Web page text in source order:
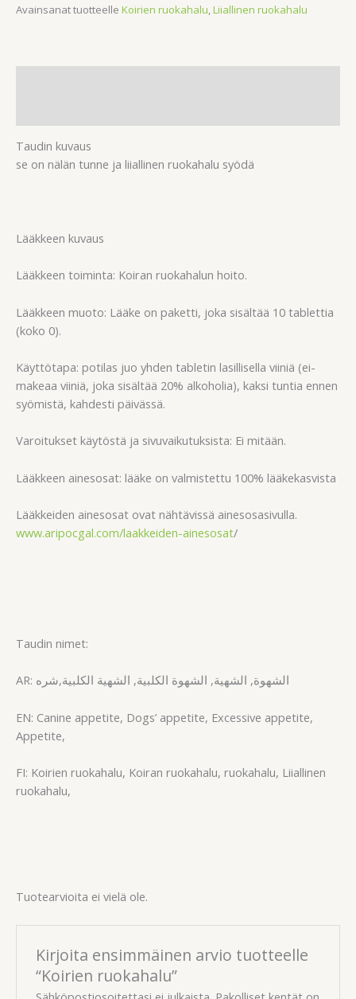
Avainsanat tuotteelle Koirien ruokahalu,Liiallinen ruokahalu
Taudin kuvaus
se on nälän tunne ja liiallinen ruokahalu syödä
Lääkkeen kuvaus
Lääkkeen toiminta: Koiran ruokahalun hoito.
Lääkkeen muoto: Lääke on paketti, joka sisältää 10 tablettia
(koko 0).
Käyttötapa: potilas juo yhden tabletin lasillisella viiniä (ei-
makeaa viiniä, joka sisältää 20% alkoholia), kaksi tuntia ennen
syömistä, kahdesti päivässä.
Varoitukset käytöstä ja sivuvaikutuksista: Ei mitään.
Lääkkeen ainesosat: lääke on valmistettu 100% lääkekasvista
Lääkkeiden ainesosat ovat nähtävissä ainesosasivulla.
www.aripocgal.com/laakkeiden-ainesosat/
Taudin nimet:
AR: الشهوة, الشهية, الشهوة الكلبية, الشهية الكلبية,شره
EN: Canine appetite, Dogs’ appetite, Excessive appetite,
Appetite,
FI: Koirien ruokahalu, Koiran ruokahalu, ruokahalu, Liiallinen
ruokahalu,
Tuotearvioita ei vielä ole.
Kirjoita ensimmäinen arvio tuotteelle
“Koirien ruokahalu”